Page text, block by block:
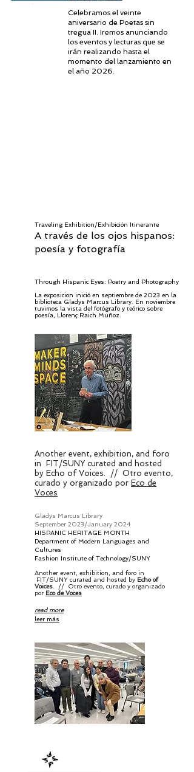
Celebramos el veinte
aniversario de Poetas sin
tregua II. Iremos anunciando
los eventos y lecturas que se
irán realizando hasta el
momento del lanzamiento en
el año 2026.
Traveling Exhibition/Exhibición Itinerante
A través de los ojos hispanos:
poesía y fotografía
Through Hispanic Eyes: Poetry and Photography
La exposicion inició en septiembre de 2023 en la
biblioteca Gladys Marcus Library. En noviembre
tuvimos la vista del fotógrafo y teórico sobre
poesía, Llorenç Raich Muñoz.
Another event, exhibition, and foro
in FIT/SUNY curated and hosted
by Echo of Voices. // Otro evento,
curado y organizado por Eco de
Voces
Gladys Marcus Library
September 2023/January 2024
HISPANIC HERITAGE MONTH
Department of Modern Languages and
Cultures
Fashion Institute of Technology/SUNY
Another event, exhibition, and foro in
FIT/SUNY curated and hosted by Echo of
Voices . // Otro evento, curado y organizado
por Eco de Voces
read more
leer más